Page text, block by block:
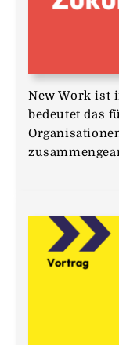
New Work ist
bedeutet das